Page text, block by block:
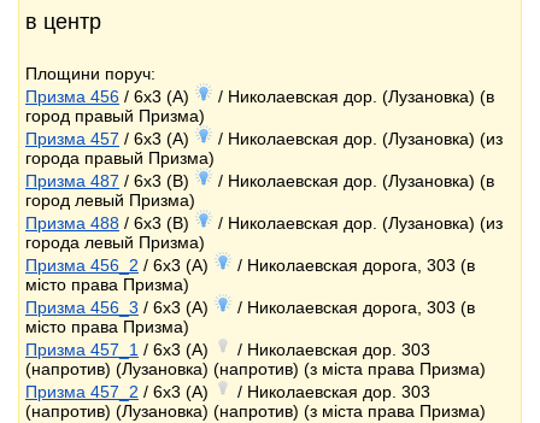
в центр
Площини поруч:
Призма 456 / 6x3 (A)
/ Николаевская дор. (Лузановка) (в
город правый Призма)
Призма 457 / 6x3 (A)
/ Николаевская дор. (Лузановка) (из
города правый Призма)
Призма 487 / 6x3 (B)
/ Николаевская дор. (Лузановка) (в
город левый Призма)
Призма 488 / 6x3 (B)
/ Николаевская дор. (Лузановка) (из
города левый Призма)
Призма 456_2 / 6x3 (A)
/ Николаевская дорога, 303 (в
місто права Призма)
Призма 456_3 / 6x3 (A)
/ Николаевская дорога, 303 (в
місто права Призма)
Призма 457_1 / 6x3 (A)
/ Николаевская дор. 303
(напротив) (Лузановка) (напротив) (з міста права Призма)
Призма 457_2 / 6x3 (A)
/ Николаевская дор. 303
(напротив) (Лузановка) (напротив) (з міста права Призма)